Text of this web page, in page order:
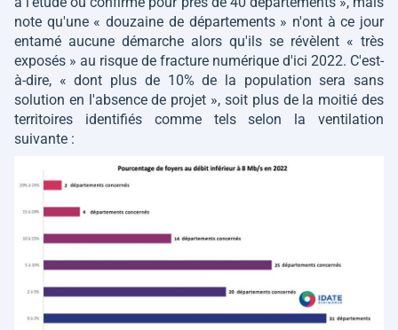
note qu'une « douzaine de départements » n'ont à ce jour
entamé aucune démarche alors qu'ils se révèlent « très
exposés » au risque de fracture numérique d'ici 2022. C'est-
à-dire, « dont plus de 10% de la population sera sans
solution en l'absence de projet », soit plus de la moitié des
territoires identifiés comme tels selon la ventilation
suivante :